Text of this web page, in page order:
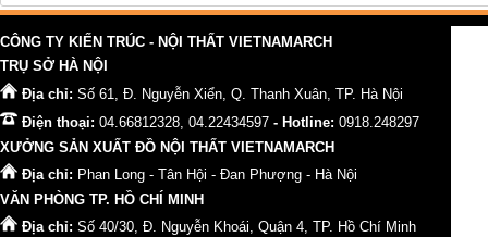
CÔNG TY KIẾN TRÚC - NỘI THẤT VIETNAMARCH
TRỤ SỞ HÀ NỘI
Địa chỉ: Số 61, Đ. Nguyễn Xiển, Q. Thanh Xuân, TP. Hà Nội
Điện thoại: 04.66812328, 04.22434597 - Hotline: 0918.248297
XƯỞNG SẢN XUẤT ĐỒ NỘI THẤT VIETNAMARCH
Địa chỉ: Phan Long - Tân Hội - Đan Phượng - Hà Nội
VĂN PHÒNG TP. HỒ CHÍ MINH
Địa chỉ: Số 40/30, Đ. Nguyễn Khoái, Quận 4, TP. Hồ Chí Minh